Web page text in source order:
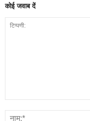
कोई जवाब दें